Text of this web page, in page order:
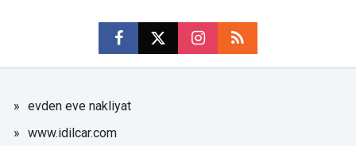
evden eve nakliyat
www.idilcar.com